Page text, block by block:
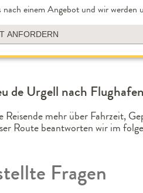
einem Angebot und wir
ANFORDERN
de Urgell nach
mehr über Fahrzeit,
Route beantworten wir im
Fragen